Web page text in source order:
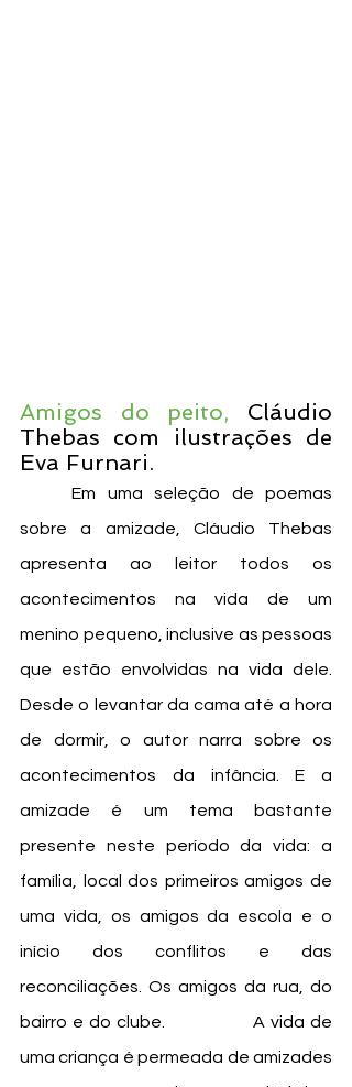
Amigos do peito, Cláudio
Thebas com ilustrações de
Eva Furnari.
	Em uma seleção de poemas
sobre a amizade, Cláudio Thebas
apresenta ao leitor todos os
acontecimentos na vida de um
menino pequeno, inclusive as pessoas
que estão envolvidas na vida dele.
Desde o levantar da cama até a hora
de dormir, o autor narra sobre os
acontecimentos da infância. E a
amizade é um tema bastante
presente neste período da vida: a
família, local dos primeiros amigos de
uma vida, os amigos da escola e o
início dos conflitos e das
reconciliações. Os amigos da rua, do
bairro e do clube. 		A vida de
uma criança é permeada de amizades